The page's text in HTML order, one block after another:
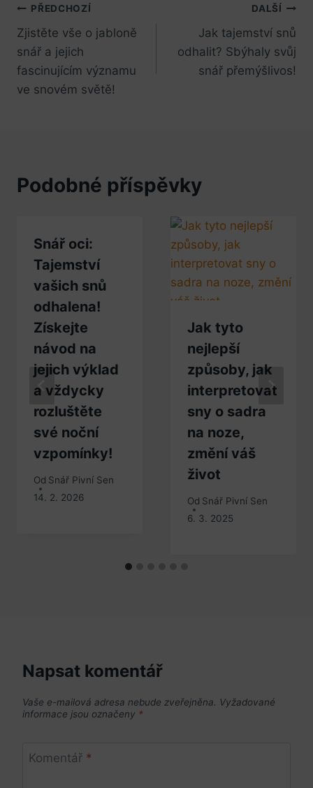
Navigace
pro
příspěvek
PŘEDCHOZÍ
Zjistěte vše o jabloně
snář a jejich
fascinujícím významu
ve snovém světě!
DALŠÍ
Jak tajemství snů
odhalit? Sbýhaly svůj
snář přemýšlivos!
Podobné příspěvky
Snář oci:
Tajemství
vašich snů
odhalena!
Získejte
návod na
jejich výklad
a vždycky
rozluštěte
své noční
vzpomínky!
Od Snář Pivní Sen
14. 2. 2026
Jak tyto
nejlepší
způsoby, jak
interpretovat
sny o sadra
na noze,
změní váš
život
Od Snář Pivní Sen
6. 3. 2025
Napsat komentář
Vaše e-mailová adresa nebude zveřejněna. Vyžadované
informace jsou označeny *
Komentář *